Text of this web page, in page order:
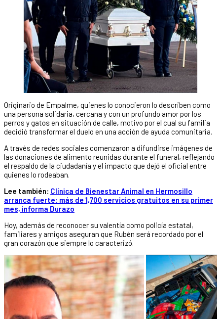
Originario de Empalme, quienes lo conocieron lo describen como
una persona solidaria, cercana y con un profundo amor por los
perros y gatos en situación de calle, motivo por el cual su familia
decidió transformar el duelo en una acción de ayuda comunitaria.
A través de redes sociales comenzaron a difundirse imágenes de
las donaciones de alimento reunidas durante el funeral, reflejando
el respaldo de la ciudadanía y el impacto que dejó el oficial entre
quienes lo rodeaban.
Lee también: Clínica de Bienestar Animal en Hermosillo
arranca fuerte: más de 1,700 servicios gratuitos en su primer
mes, informa Durazo
Hoy, además de reconocer su valentía como policía estatal,
familiares y amigos aseguran que Rubén será recordado por el
gran corazón que siempre lo caracterizó.